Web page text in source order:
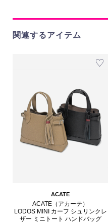
関連するアイテム
ACATE
ACATE（アカーテ）
LODOS MINI カーフ シュリンクレ
ザー ミニトート ハンドバッグ